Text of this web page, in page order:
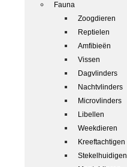
Fauna
Zoogdieren
Reptielen
Amfibieën
Vissen
Dagvlinders
Nachtvlinders
Microvlinders
Libellen
Weekdieren
Kreeftachtigen
Stekelhuidigen